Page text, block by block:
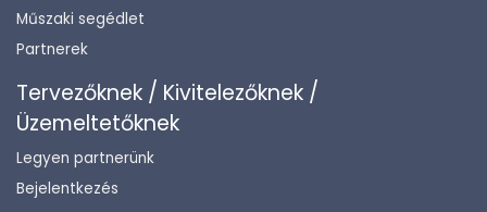
Műszaki segédlet
Partnerek
Tervezőknek / Kivitelezőknek /
Üzemeltetőknek
Legyen partnerünk
Bejelentkezés